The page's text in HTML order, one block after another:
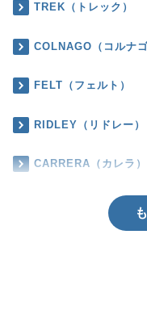
TREK（トレック）
COLNAGO（コルナゴ
FELT（フェルト）
RIDLEY（リドレー）
CARRERA（カレラ）